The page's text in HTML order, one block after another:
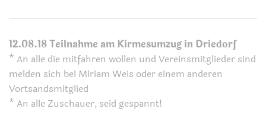
12.08.18 Teilnahme am Kirmesumzug in Driedorf
* An alle die mitfahren wollen und Vereinsmitglieder sind
melden sich bei Miriam Weis oder einem anderen
Vortsandsmitglied
* An alle Zuschauer, seid gespannt!